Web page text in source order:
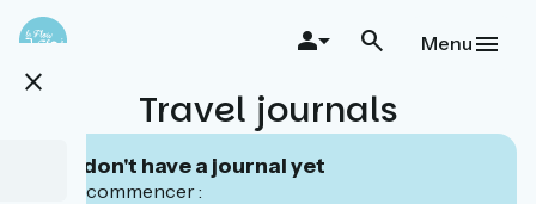
Skip
content
close
Menu
Travel journals
You don't have a journal yet
Pour commencer :